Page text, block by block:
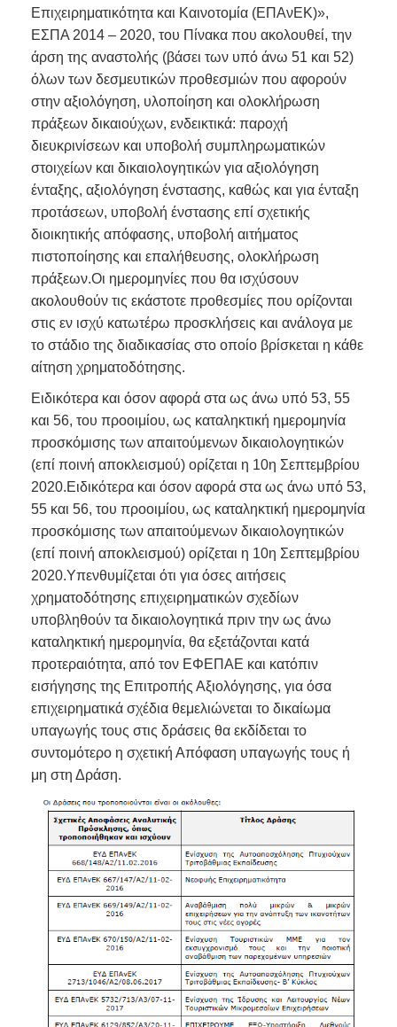
Επιχειρηματικότητα και Καινοτομία (ΕΠΑνΕΚ)»,
ΕΣΠΑ 2014 – 2020, του Πίνακα που ακολουθεί, την
άρση της αναστολής (βάσει των υπό άνω 51 και 52)
όλων των δεσμευτικών προθεσμιών που αφορούν
στην αξιολόγηση, υλοποίηση και ολοκλήρωση
πράξεων δικαιούχων, ενδεικτικά: παροχή
διευκρινίσεων και υποβολή συμπληρωματικών
στοιχείων και δικαιολογητικών για αξιολόγηση
ένταξης, αξιολόγηση ένστασης, καθώς και για ένταξη
προτάσεων, υποβολή ένστασης επί σχετικής
διοικητικής απόφασης, υποβολή αιτήματος
πιστοποίησης και επαλήθευσης, ολοκλήρωση
πράξεων.Οι ημερομηνίες που θα ισχύσουν
ακολουθούν τις εκάστοτε προθεσμίες που ορίζονται
στις εν ισχύ κατωτέρω προσκλήσεις και ανάλογα με
το στάδιο της διαδικασίας στο οποίο βρίσκεται η κάθε
αίτηση χρηματοδότησης.
Ειδικότερα και όσον αφορά στα ως άνω υπό 53, 55
και 56, του προοιμίου, ως καταληκτική ημερομηνία
προσκόμισης των απαιτούμενων δικαιολογητικών
(επί ποινή αποκλεισμού) ορίζεται η 10η Σεπτεμβρίου
2020.Ειδικότερα και όσον αφορά στα ως άνω υπό 53,
55 και 56, του προοιμίου, ως καταληκτική ημερομηνία
προσκόμισης των απαιτούμενων δικαιολογητικών
(επί ποινή αποκλεισμού) ορίζεται η 10η Σεπτεμβρίου
2020.Υπενθυμίζεται ότι για όσες αιτήσεις
χρηματοδότησης επιχειρηματικών σχεδίων
υποβληθούν τα δικαιολογητικά πριν την ως άνω
καταληκτική ημερομηνία, θα εξετάζονται κατά
προτεραιότητα, από τον ΕΦΕΠΑΕ και κατόπιν
εισήγησης της Επιτροπής Αξιολόγησης, για όσα
επιχειρηματικά σχέδια θεμελιώνεται το δικαίωμα
υπαγωγής τους στις δράσεις θα εκδίδεται το
συντομότερο η σχετική Απόφαση υπαγωγής τους ή
μη στη Δράση.